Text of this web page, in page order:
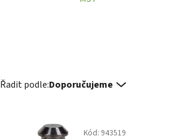
Řadit podle:Doporučujeme
Kód: 943519